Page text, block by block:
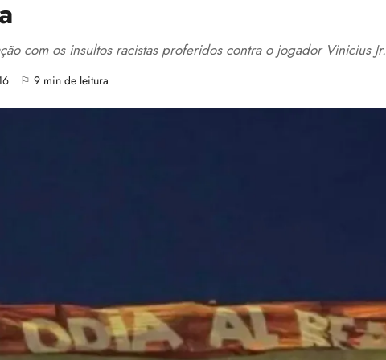
com os insultos racistas proferidos contra o jogador Vinicius Jr.
⚐ 9 min de leitura